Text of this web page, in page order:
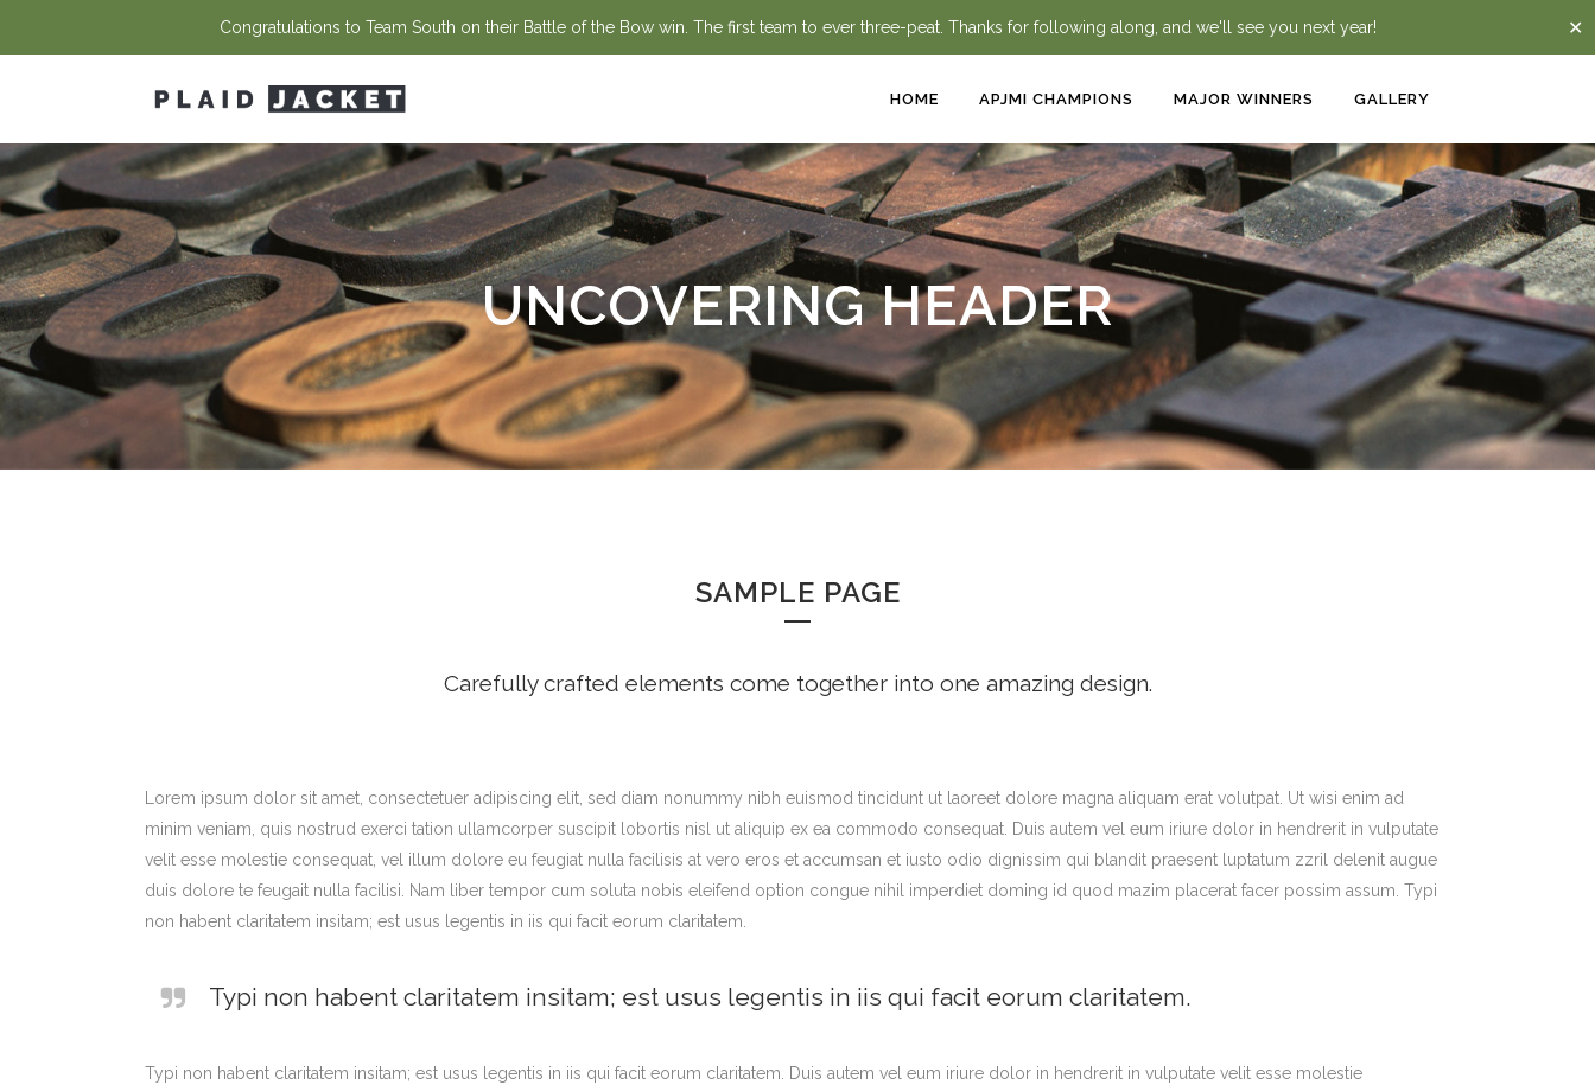
Congratulations to Team South on their Battle of the Bow win. The first team to ever three-peat. Thanks for following along, and we'll see you next year! ✕
HOME APJMI CHAMPIONS MAJOR WINNERS GALLERY
UNCOVERING HEADER
SAMPLE PAGE
Carefully crafted elements come together into one amazing design.
Lorem ipsum dolor sit amet, consectetuer adipiscing elit, sed diam nonummy nibh euismod tincidunt ut laoreet dolore magna aliquam erat volutpat. Ut wisi enim ad
minim veniam, quis nostrud exerci tation ullamcorper suscipit lobortis nisl ut aliquip ex ea commodo consequat. Duis autem vel eum iriure dolor in hendrerit in vulputate
velit esse molestie consequat, vel illum dolore eu feugiat nulla facilisis at vero eros et accumsan et iusto odio dignissim qui blandit praesent luptatum zzril delenit augue
duis dolore te feugait nulla facilisi. Nam liber tempor cum soluta nobis eleifend option congue nihil imperdiet doming id quod mazim placerat facer possim assum. Typi
non habent claritatem insitam; est usus legentis in iis qui facit eorum claritatem.
Typi non habent claritatem insitam; est usus legentis in iis qui facit eorum claritatem.
Typi non habent claritatem insitam; est usus legentis in iis qui facit eorum claritatem. Duis autem vel eum iriure dolor in hendrerit in vulputate velit esse molestie